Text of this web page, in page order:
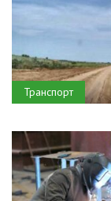
Транспорт